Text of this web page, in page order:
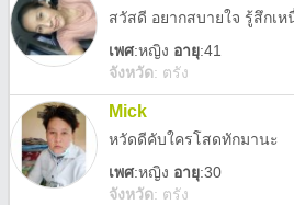
สวัสดี อยากสบายใจ รู้สึกเ
เพศ:หญิง อายุ:41
จังหวัด: ตรัง
Mick
หวัดดีคับใครโสดทักมานะ
เพศ:หญิง อายุ:30
จังหวัด: ตรัง